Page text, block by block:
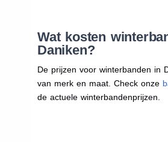
Wat kosten
Daniken?
De prijzen voor winterbanden in
van merk en maat. Check onze
de actuele winterbandenprijzen.